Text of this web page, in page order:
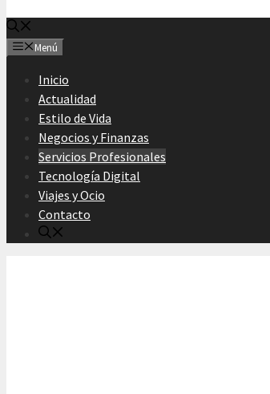
Menú
Inicio
Actualidad
Estilo de Vida
Negocios y Finanzas
Servicios Profesionales
Tecnología Digital
Viajes y Ocio
Contacto